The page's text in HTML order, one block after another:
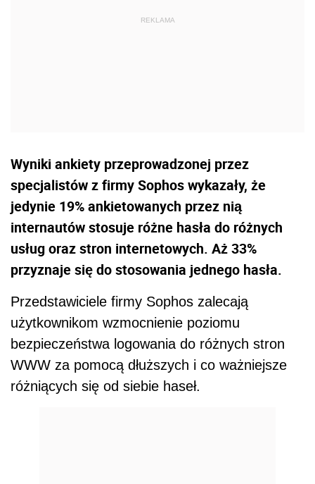
Wyniki ankiety przeprowadzonej przez
specjalistów z firmy Sophos wykazały, że
jedynie 19% ankietowanych przez nią
internautów stosuje różne hasła do różnych
usług oraz stron internetowych. Aż 33%
przyznaje się do stosowania jednego hasła.
Przedstawiciele firmy Sophos zalecają
użytkownikom wzmocnienie poziomu
bezpieczeństwa logowania do różnych stron
WWW za pomocą dłuższych i co ważniejsze
różniących się od siebie haseł.